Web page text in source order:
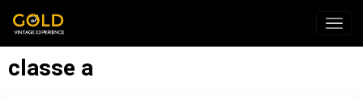
classe a